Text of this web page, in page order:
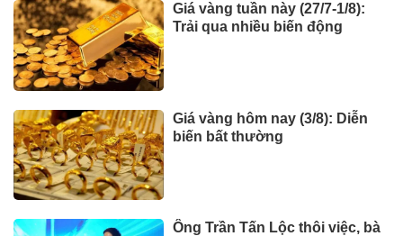
Giá vàng tuần này (27/7-1/8):
Trải qua nhiều biến động
Giá vàng hôm nay (3/8): Diễn
biến bất thường
Ông Trần Tấn Lộc thôi việc, bà